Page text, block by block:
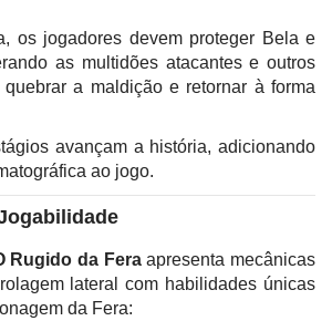
os jogadores devem proteger Bela e
as multidões atacantes e outros
a maldição e retornar à forma
avançam a história, adicionando
ao jogo.
Rugido da Feraapresenta mecânicas
lateral com habilidades únicas
da Fera: